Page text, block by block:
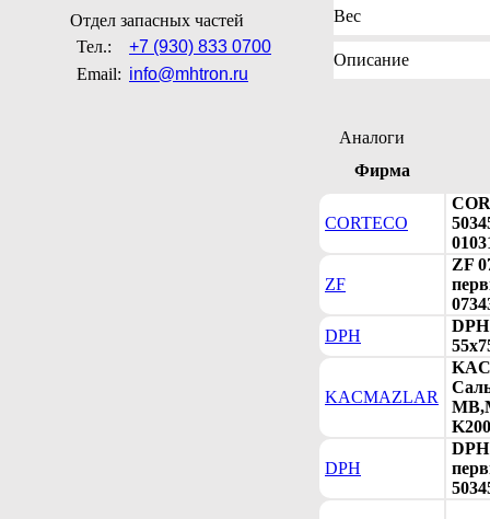
Отдел запасных частей
Тел.:
+7 (930) 833 0700
Email: info@mhtron.ru
Вес
Описание
Аналоги
Фирма
CORTECO
ZF
ZF
DPH
KACMAZLAR
DPH